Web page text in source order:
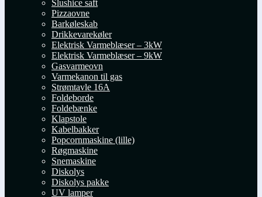
Slushice saft
Pizzaovne
Barkøleskab
Drikkevarekøler
Elektrisk Varmeblæser – 3kW
Elektrisk Varmeblæser – 9kW
Gasvarmeovn
Varmekanon til gas
Strømtavle 16A
Foldeborde
Foldebænke
Klapstole
Kabelbakker
Popcornmaskine (lille)
Røgmaskine
Snemaskine
Diskolys
Diskolys pakke
UV lamper